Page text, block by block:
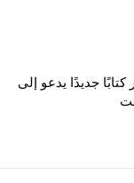
جديدًا يدعو إلى